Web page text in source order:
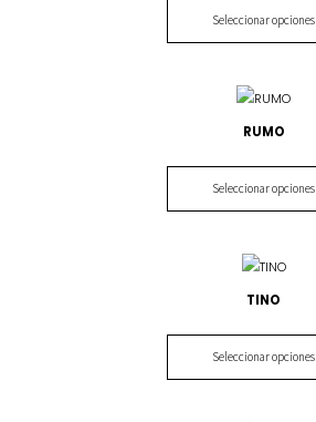
Seleccionar opciones
RUMO
Seleccionar opciones
TINO
Seleccionar opciones